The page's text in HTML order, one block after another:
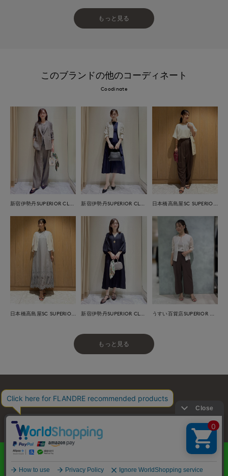
もっと見る
このブランドの他のコーディネート
Coodinate
もっと見る
お問い合わせ 利用規約 プライバシーポリシー
特定商取引・古物営業法に基づく表示